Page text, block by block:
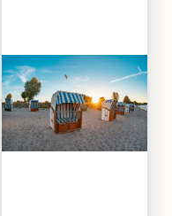
Optionen
können
auf
der
Produktseite
gewählt
werden